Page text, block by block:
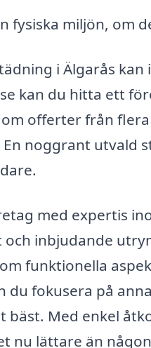
fysiska miljön, om
i Älgarås kan
kan du hitta ett
offerter från
noggrant utvald
med expertis
inbjudande
funktionella
du fokusera på
bäst. Med enkel
nu lättare än